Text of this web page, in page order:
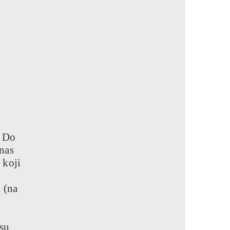
koji
(na